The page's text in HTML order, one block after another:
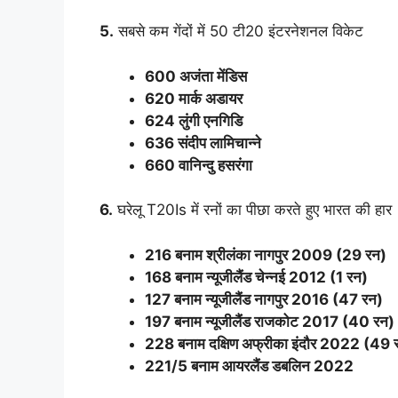
5. सबसे कम गेंदों में 50 टी20 इंटरनेशनल विकेट
600 अजंता मेंडिस
620 मार्क अडायर
624 लुंगी एनगिडि
636 संदीप लामिचान्ने
660 वानिन्दु हसरंगा
6. घरेलू T20Is में रनों का पीछा करते हुए भारत की हार
216 बनाम श्रीलंका नागपुर 2009 (29 रन)
168 बनाम न्यूजीलैंड चेन्नई 2012 (1 रन)
127 बनाम न्यूजीलैंड नागपुर 2016 (47 रन)
197 बनाम न्यूजीलैंड राजकोट 2017 (40 रन)
228 बनाम दक्षिण अफ्रीका इंदौर 2022 (49
221/5 बनाम आयरलैंड डबलिन 2022